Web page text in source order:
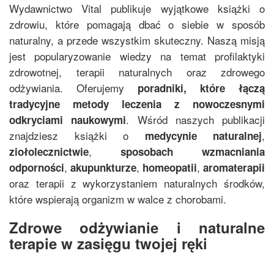
Wydawnictwo Vital publikuje wyjątkowe książki o
zdrowiu, które pomagają dbać o siebie w sposób
naturalny, a przede wszystkim skuteczny. Naszą misją
jest popularyzowanie wiedzy na temat profilaktyki
zdrowotnej, terapii naturalnych oraz zdrowego
odżywiania. Oferujemy poradniki, które łączą
tradycyjne metody leczenia z nowoczesnymi
odkryciami naukowymi. Wśród naszych publikacji
znajdziesz książki o medycynie naturalnej,
ziołolecznictwie, sposobach wzmacniania
odporności, akupunkturze, homeopatii, aromaterapii
oraz terapii z wykorzystaniem naturalnych środków,
które wspierają organizm w walce z chorobami.
Zdrowe odżywianie i naturalne
terapie w zasięgu twojej ręki